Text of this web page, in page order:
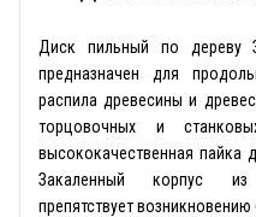
Диск пильный по дереву
предназначен для
распила древесины и
торцовочных и
высококачественная пайка
Закаленный корпус из
препятствует